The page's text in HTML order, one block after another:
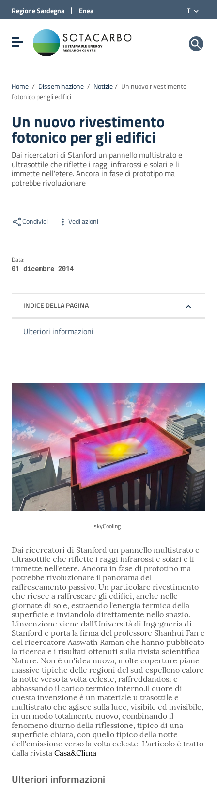
Vai al Contenuto
Vai alla navigazione del sito
Vai al Footer
RegioneSardegna | Enea IT
Visualizza/nascondi menu di navigazioneSotacarbo SpA
Home / Disseminazione / Notizie/ Un nuovo rivestimento
fotonico per gli edifici
Un nuovo rivestimento
fotonico per gli edifici
Dai ricercatori di Stanford un pannello multistrato e
ultrasottile che riflette i raggi infrarossi e solari e li
immette nell'etere. Ancora in fase di prototipo ma
potrebbe rivoluzionare
Condividi Vedi azioni
Data:
01 dicembre 2014
INDICE DELLA PAGINA
Ulteriori informazioni
skyCooling
Dai ricercatori di Stanford un pannello multistrato e
ultrasottile che riflette i raggi infrarossi e solari e li
immette nell'etere. Ancora in fase di prototipo ma
potrebbe rivoluzionare il panorama del
raffrescamento passivo. Un particolare rivestimento
che riesce a raffrescare gli edifici, anche nelle
giornate di sole, estraendo l'energia termica della
superficie e inviandolo direttamente nello spazio.
L'invenzione viene dall'Università di Ingegneria di
Stanford e porta la firma del professore Shanhui Fan e
del ricercatore Aaswath Raman che hanno pubblicato
la ricerca e i risultati ottenuti sulla rivista scientifica
Nature. Non è un'idea nuova, molte coperture piane
massive tipiche delle regioni del sud espellono calore
la notte verso la volta celeste, raffreddandosi e
abbassando il carico termico interno.Il cuore di
questa invenzione è un materiale ultrasottile e
multistrato che agisce sulla luce, visibile ed invisibile,
in un modo totalmente nuovo, combinando il
fenomeno diurno della riflessione, tipico di una
superficie chiara, con quello tipico della notte
dell'emissione verso la volta celeste. L'articolo è tratto
dalla rivista Casa&Clima
Ulteriori informazioni